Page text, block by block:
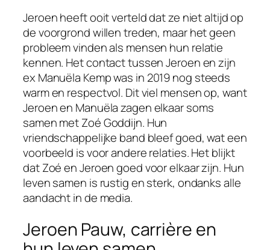
Jeroen heeft ooit verteld dat ze niet altijd op
de voorgrond willen treden, maar het geen
probleem vinden als mensen hun relatie
kennen. Het contact tussen Jeroen en zijn
ex Manuëla Kemp was in 2019 nog steeds
warm en respectvol. Dit viel mensen op, want
Jeroen en Manuëla zagen elkaar soms
samen met Zoé Goddijn. Hun
vriendschappelijke band bleef goed, wat een
voorbeeld is voor andere relaties. Het blijkt
dat Zoé en Jeroen goed voor elkaar zijn. Hun
leven samen is rustig en sterk, ondanks alle
aandacht in de media.
Jeroen Pauw, carrière en